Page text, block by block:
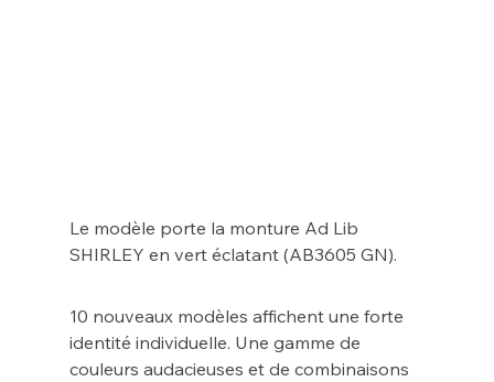
Le modèle porte la monture Ad Lib
SHIRLEY en vert éclatant (AB3605 GN).
10 nouveaux modèles affichent une forte
identité individuelle. Une gamme de
couleurs audacieuses et de combinaisons